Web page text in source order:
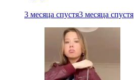
3 месяца спустя3 месяца спустя